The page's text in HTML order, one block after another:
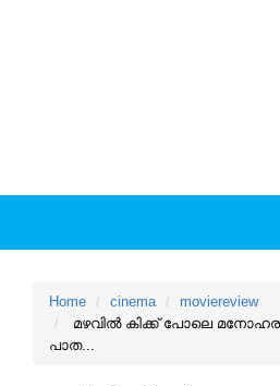
Home cinema
moviereview
മഴവില്‍ കിക്ക് പോലെ
പാത...